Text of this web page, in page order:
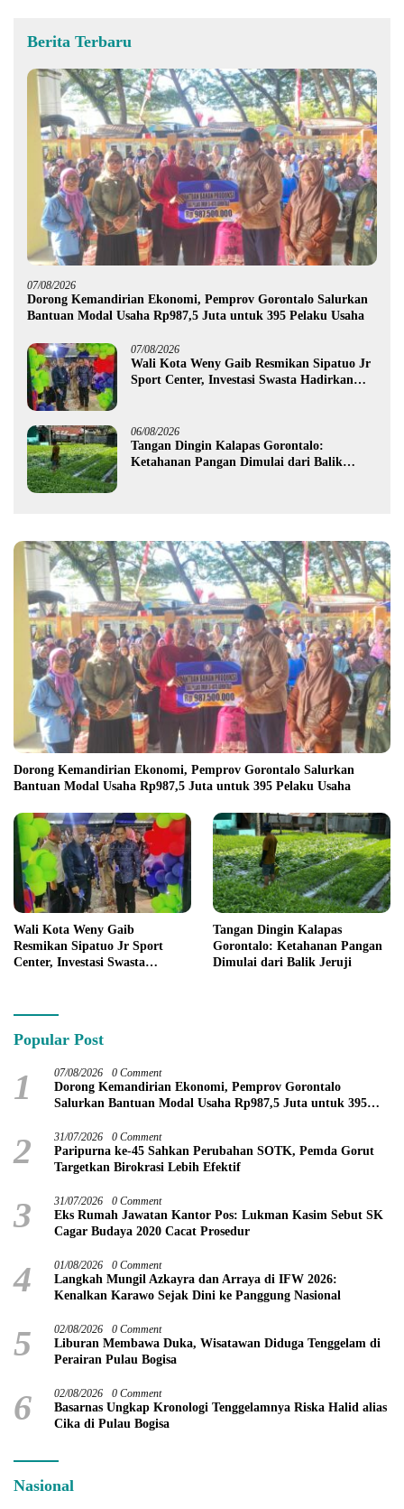
Berita Terbaru
07/08/2026
Dorong Kemandirian Ekonomi, Pemprov Gorontalo Salurkan
Bantuan Modal Usaha Rp987,5 Juta untuk 395 Pelaku Usaha
07/08/2026
Wali Kota Weny Gaib Resmikan Sipatuo Jr
Sport Center, Investasi Swasta Hadirkan
06/08/2026
Tangan Dingin Kalapas Gorontalo:
Ketahanan Pangan Dimulai dari Balik
Dorong Kemandirian Ekonomi, Pemprov Gorontalo Salurkan
Bantuan Modal Usaha Rp987,5 Juta untuk 395 Pelaku Usaha
Wali Kota Weny Gaib
Resmikan Sipatuo Jr Sport
Center, Investasi Swasta
Tangan Dingin Kalapas
Gorontalo: Ketahanan Pangan
Dimulai dari Balik Jeruji
Popular Post
1 07/08/2026 0 Comment
Dorong Kemandirian Ekonomi, Pemprov Gorontalo
Salurkan Bantuan Modal Usaha Rp987,5 Juta untuk 395
2 31/07/2026 0 Comment
Paripurna ke-45 Sahkan Perubahan SOTK, Pemda Gorut
Targetkan Birokrasi Lebih Efektif
3 31/07/2026 0 Comment
Eks Rumah Jawatan Kantor Pos: Lukman Kasim Sebut SK
Cagar Budaya 2020 Cacat Prosedur
4 01/08/2026 0 Comment
Langkah Mungil Azkayra dan Arraya di IFW 2026:
Kenalkan Karawo Sejak Dini ke Panggung Nasional
5 02/08/2026 0 Comment
Liburan Membawa Duka, Wisatawan Diduga Tenggelam di
Perairan Pulau Bogisa
6 02/08/2026 0 Comment
Basarnas Ungkap Kronologi Tenggelamnya Riska Halid alias
Cika di Pulau Bogisa
Nasional